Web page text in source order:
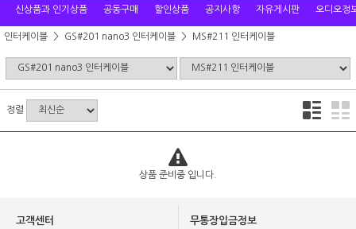
신상품과 인기상품 공동구매 할인상품 공지사항 자유게시판 오디오정
인터케이블 GS#201 nano3 인터케이블 MS#211 인터케이블
정렬
상품 준비중 입니다.
고객센터 무통장입금정보